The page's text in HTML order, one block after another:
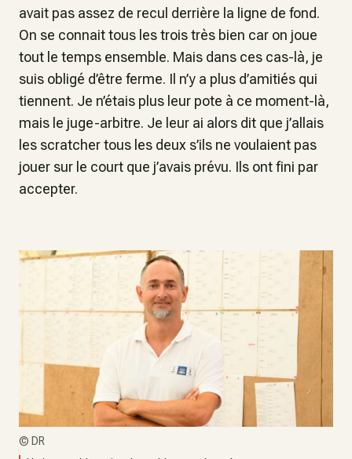
avait pas assez de recul derrière la ligne de fond.
On se connait tous les trois très bien car on joue
tout le temps ensemble. Mais dans ces cas-là, je
suis obligé d’être ferme. Il n’y a plus d’amitiés qui
tiennent. Je n’étais plus leur pote à ce moment-là,
mais le juge-arbitre. Je leur ai alors dit que j’allais
les scratcher tous les deux s’ils ne voulaient pas
jouer sur le court que j’avais prévu. Ils ont fini par
accepter.
© DR